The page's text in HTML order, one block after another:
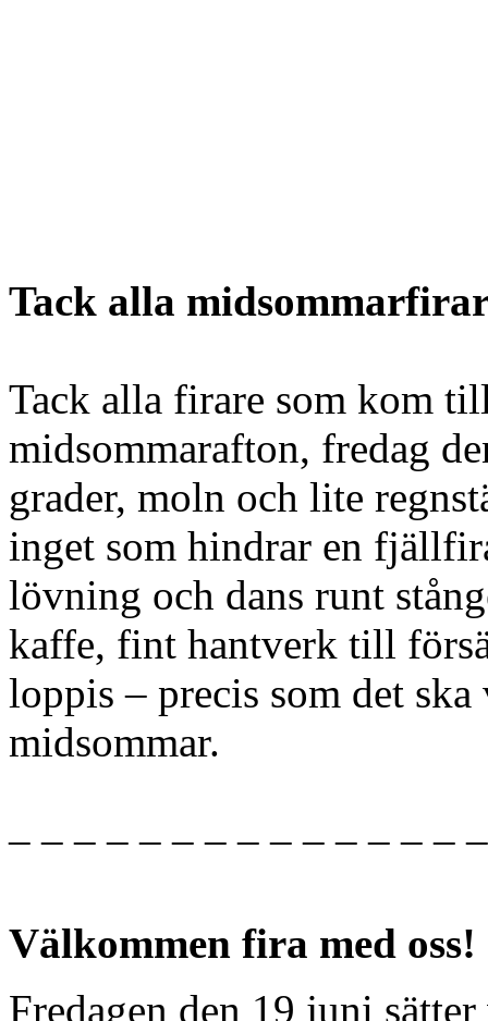
Tack alla
Tack alla firare som kom
midsommarafton, fredag
grader, moln och lite
inget som hindrar en
lövning och dans runt
kaffe, fint hantverk till
loppis – precis som det
midsommar.
– – – – – – – – – – – – – –
Välkommen fira med oss!
Fredagen den 19 juni